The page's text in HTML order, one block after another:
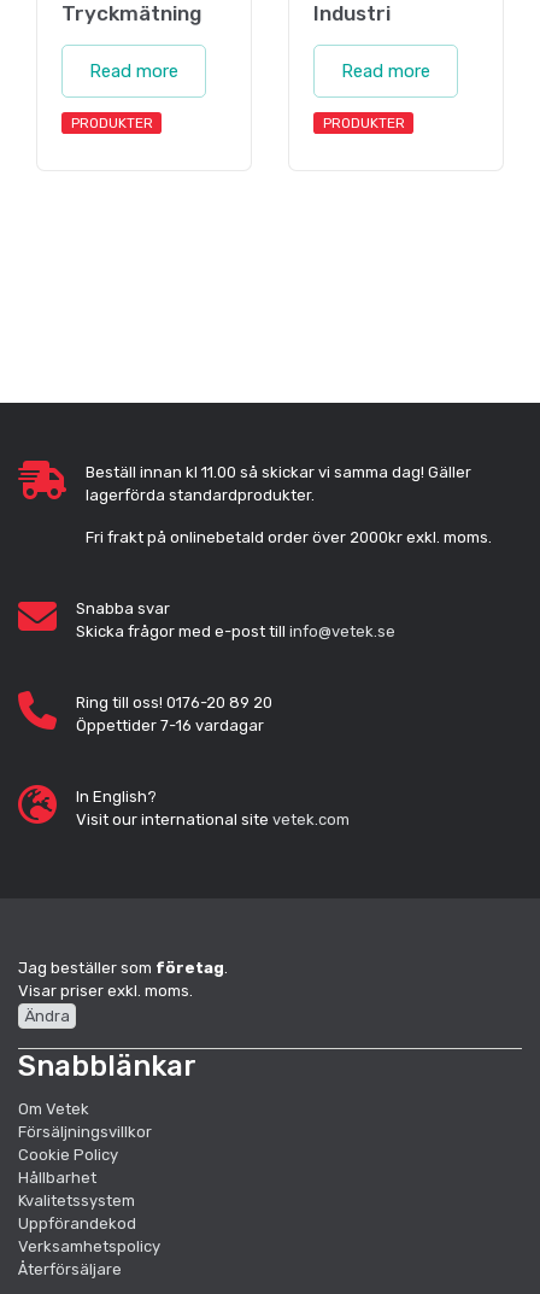
Tryckmätning
Read more
PRODUKTER
Industri
Read more
PRODUKTER
Beställ innan kl 11.00 så skickar vi samma dag! Gäller
lagerförda standardprodukter.
Fri frakt på onlinebetald order över 2000kr exkl. moms.
Snabba svar
Skicka frågor med e-post till info@vetek.se
Ring till oss! 0176-20 89 20
Öppettider 7-16 vardagar
In English?
Visit our international site vetek.com
Jag beställer som företag.
Visar priser exkl. moms.
Ändra
Snabblänkar
Om Vetek
Försäljningsvillkor
Cookie Policy
Hållbarhet
Kvalitetssystem
Uppförandekod
Verksamhetspolicy
Återförsäljare